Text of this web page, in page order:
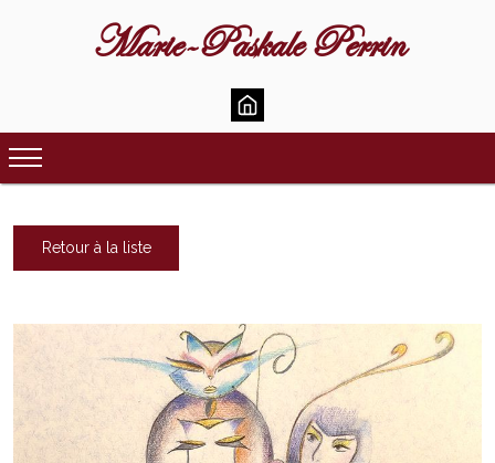
Marie-Paskale Perrin
Retour à la liste